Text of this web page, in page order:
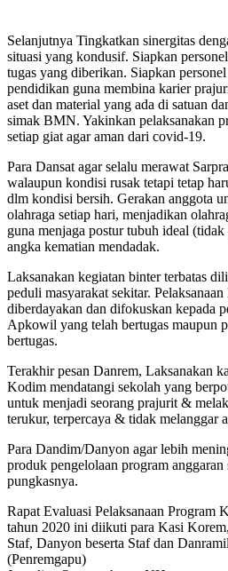
Selanjutnya Tingkatkan sinergitas
situasi yang kondusif. Siapkan
tugas yang diberikan. Siapkan
pendidikan guna membina karier
aset dan material yang ada di satuan
simak BMN. Yakinkan pelaksanakan
setiap giat agar aman dari covid-19.
Para Dansat agar selalu merawat
walaupun kondisi rusak tetapi tetap
dlm kondisi bersih. Gerakan anggota
olahraga setiap hari, menjadikan
guna menjaga postur tubuh ideal
angka kematian mendadak.
Laksanakan kegiatan binter terbatas
peduli masyarakat sekitar.
diberdayakan dan difokuskan kepada
Apkowil yang telah bertugas maupun
bertugas.
Terakhir pesan Danrem, Laksanakan
Kodim mendatangi sekolah yang
untuk menjadi seorang prajurit &
terukur, terpercaya & tidak melanggar
Para Dandim/Danyon agar lebih
produk pengelolaan program anggaran
pungkasnya.
Rapat Evaluasi Pelaksanaan Program
tahun 2020 ini diikuti para Kasi
Staf, Danyon beserta Staf dan
(Penremgapu)